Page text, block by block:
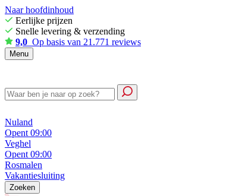
Naar hoofdinhoud
Eerlijke prijzen
Snelle levering & verzending
9,0 Op basis van 21.771 reviews
Menu
Nuland
Opent 09:00
Veghel
Opent 09:00
Rosmalen
Vakantiesluiting
Zoeken